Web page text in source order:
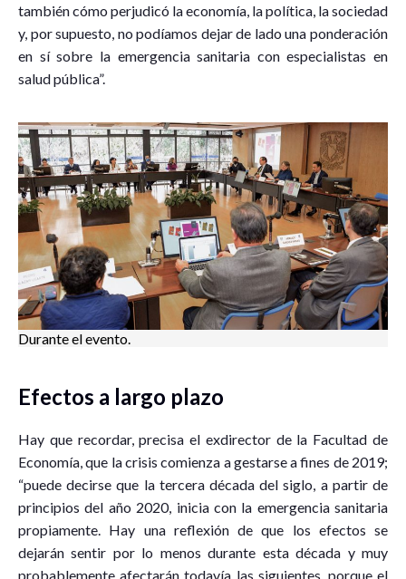
también cómo perjudicó la economía, la política, la sociedad
y, por supuesto, no podíamos dejar de lado una ponderación
en sí sobre la emergencia sanitaria con especialistas en
salud pública”.
Durante el evento.
Efectos a largo plazo
Hay que recordar, precisa el exdirector de la Facultad de
Economía, que la crisis comienza a gestarse a fines de 2019;
“puede decirse que la tercera década del siglo, a partir de
principios del año 2020, inicia con la emergencia sanitaria
propiamente. Hay una reflexión de que los efectos se
dejarán sentir por lo menos durante esta década y muy
probablemente afectarán todavía las siguientes, porque el